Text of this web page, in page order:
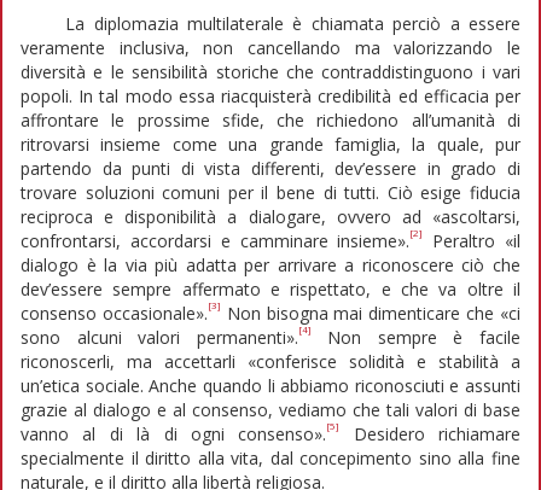
La diplomazia multilaterale è chiamata perciò a essere
veramente inclusiva, non cancellando ma valorizzando le
diversità e le sensibilità storiche che contraddistinguono i vari
popoli. In tal modo essa riacquisterà credibilità ed efficacia per
affrontare le prossime sfide, che richiedono all’umanità di
ritrovarsi insieme come una grande famiglia, la quale, pur
partendo da punti di vista differenti, dev’essere in grado di
trovare soluzioni comuni per il bene di tutti. Ciò esige fiducia
reciproca e disponibilità a dialogare, ovvero ad «ascoltarsi,
confrontarsi, accordarsi e camminare insieme». [2]
Peraltro «il
dialogo è la via più adatta per arrivare a riconoscere ciò che
dev’essere sempre affermato e rispettato, e che va oltre il
consenso occasionale». [3]
Non bisogna mai dimenticare che «ci
sono alcuni valori permanenti». [4]
Non sempre è facile
riconoscerli, ma accettarli «conferisce solidità e stabilità a
un’etica sociale. Anche quando li abbiamo riconosciuti e assunti
grazie al dialogo e al consenso, vediamo che tali valori di base
vanno al di là di ogni consenso». [5]
Desidero richiamare
specialmente il diritto alla vita, dal concepimento sino alla fine
naturale, e il diritto alla libertà religiosa.